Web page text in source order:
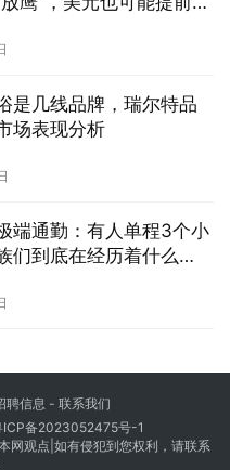
是几线品牌，瑞尔特品
场表现分析
端通勤：有人单程3个小
们到底在经历着什么
聘信息 - 联系我们
ICP备2023052475号-1
网观点|如有侵犯到您权利，请联系